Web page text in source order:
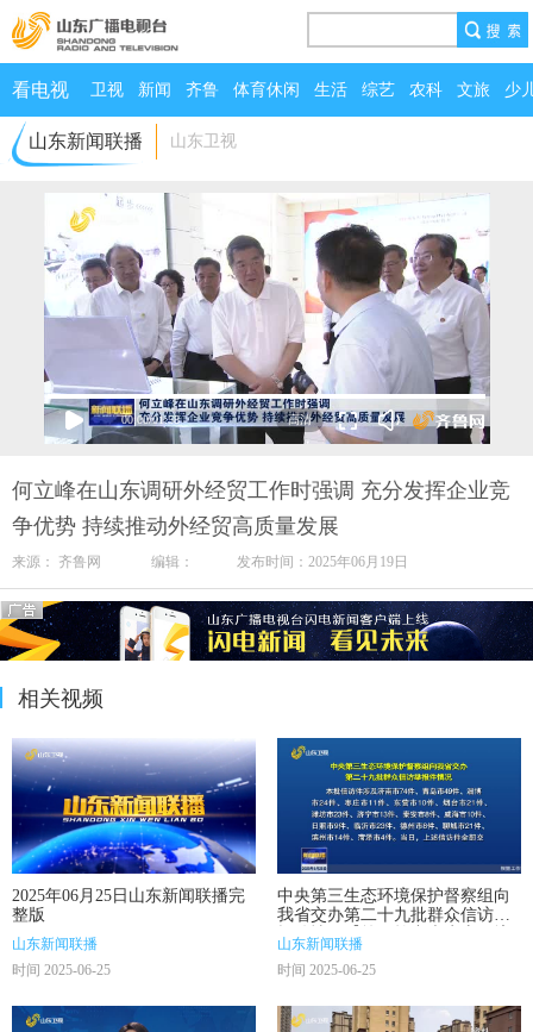
看电视 卫视 新闻 齐鲁 体育休闲 生活 综艺 农科 文旅 少
山东新闻联播 山东卫视
00:00/01:58
何立峰在山东调研外经贸工作时强调 充分发挥企业竞
争优势 持续推动外经贸高质量发展
来源： 齐鲁网 编辑： 发布时间：2025年06月19日
相关视频
2025年06月25日山东新闻联播完
整版
山东新闻联播
时间 2025-06-25
中央第三生态环境保护督察组向
我省交办第二十九批群众信访举
报件情况【第三轮中央生态环境
保护督察在山东】
山东新闻联播
时间 2025-06-25